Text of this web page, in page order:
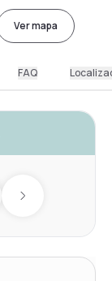
Ver mapa
FAQ
Next day